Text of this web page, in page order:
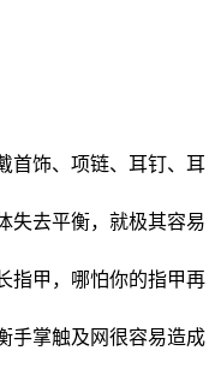
首饰、项链、耳钉、耳
失去平衡，就极其容易
指甲，哪怕你的指甲再
手掌触及网很容易造成